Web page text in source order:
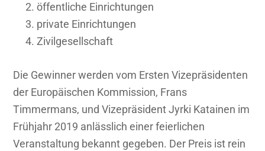
öffentliche Einrichtungen
private Einrichtungen
Zivilgesellschaft
Die Gewinner werden vom Ersten Vizepräsidenten
der Europäischen Kommission, Frans
Timmermans, und Vizepräsident Jyrki Katainen im
Frühjahr 2019 anlässlich einer feierlichen
Veranstaltung bekannt gegeben. Der Preis ist rein